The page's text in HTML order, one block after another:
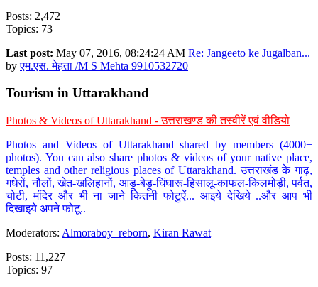
Posts: 2,472
Topics: 73
Last post: May 07, 2016, 08:24:24 AM Re: Jangeeto ke Jugalban...
byएम.एस. मेहता /M S Mehta 9910532720
Tourism in Uttarakhand
Photos & Videos of Uttarakhand - उत्तराखण्ड की तस्वीरें एवं वीडियो
Photos and Videos of Uttarakhand shared by members (4000+
photos). You can also share photos & videos of your native place,
temples and other religious places of Uttarakhand. उत्तराखंड के गाढ़,
गधेरों, नौलों, खेत-खलिहानों, आड़ू-बेड़ू-घिंघारू-हिसालू-काफल-किलमोड़ी, पर्वत,
चोटी, मंदिर और भी ना जाने कितनी फोटुऐं... आइये देखिये ..और आप भी
दिखाइये अपने फोटू..
Moderators: Almoraboy_reborn, Kiran Rawat
Posts: 11,227
Topics: 97